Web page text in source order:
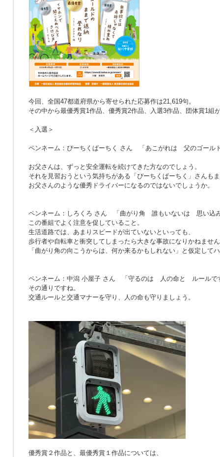
今回、全国47都道府県から寄せられた応募作は21,619句。
その中から最優秀賞1作品、優秀賞2作品、入選3作品、団体賞1組
＜入選＞
ペンネーム：ぴーちくぱーちく さん 「あこがれは 父のゴール
お父さんは、ずっと安全運転を続けてきた方なのでしょう。
それを見習おうという気持ちがある「ぴーちくぱーちく」さんも
お父さんのような優秀ドライバーになるのではないでしょうか。
ペンネーム：しろくろ さん
「曲がり角 誰もいないは 思い込
この番組でよく注意を促していること。
生活道路では、あまりスピードが出ていないといっても、
歩行者や自転車と衝突してしまったら大きな事故になりかねませ
「曲がり角の向こうからは、何か来るかもしれない」と仮定して
ペンネーム：中潟 小屋子 さん 「 守るのは 人の命と ルールで
その通りですね。
交通ルールと交通マナーを守り、人の命も守りましょう。
優秀賞２作品と、最優秀賞１作品については、